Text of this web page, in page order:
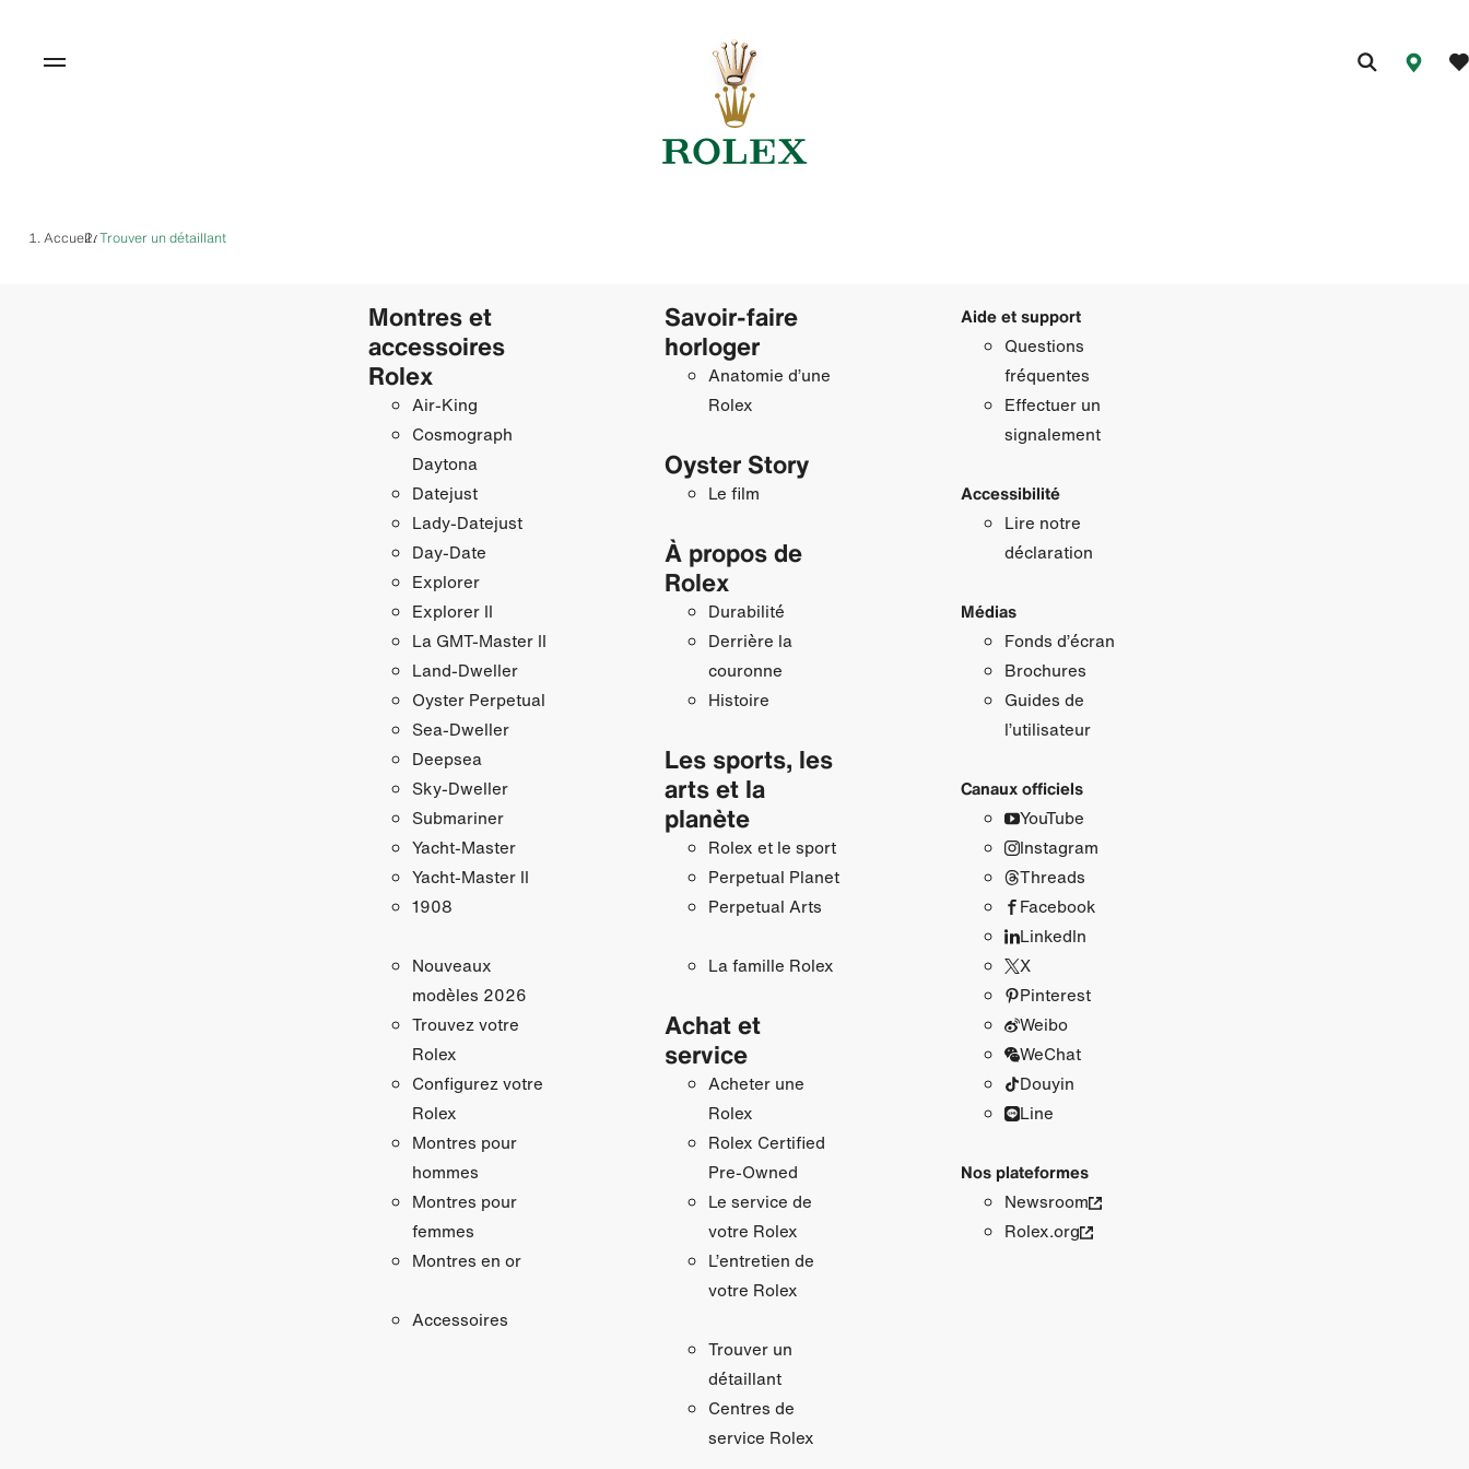
Accueil/Trouver un détaillant
Montres et
accessoires
Rolex
Air‑King
Cosmograph
Daytona
Datejust
Lady‑Datejust
Day‑Date
Explorer
Explorer II
La GMT‑Master II
Land-Dweller
Oyster Perpetual
Sea-Dweller
Deepsea
Sky‑Dweller
Submariner
Yacht‑Master
Yacht‑Master II
1908
Nouveaux
modèles 2026
Trouvez votre
Rolex
Configurez votre
Rolex
Montres pour
hommes
Montres pour
femmes
Montres en or
Accessoires
Savoir‑faire
horloger
Anatomie d’une
Rolex
Oyster Story
Le film
À propos de
Rolex
Durabilité
Derrière la
couronne
Histoire
Les sports, les
arts et la
planète
Rolex et le sport
Perpetual Planet
Perpetual Arts
La famille Rolex
Achat et
service
Acheter une
Rolex
Rolex Certified
Pre-Owned
Le service de
votre Rolex
L’entretien de
votre Rolex
Trouver un
détaillant
Centres de
service Rolex
Aide et support
Questions
fréquentes
Effectuer un
signalement
Accessibilité
Lire notre
déclaration
Médias
Fonds d’écran
Brochures
Guides de
l’utilisateur
Canaux officiels
YouTube
Instagram
Threads
Facebook
LinkedIn
X
Pinterest
Weibo
WeChat
Douyin
Line
Nos plateformes
Newsroom
Rolex.org